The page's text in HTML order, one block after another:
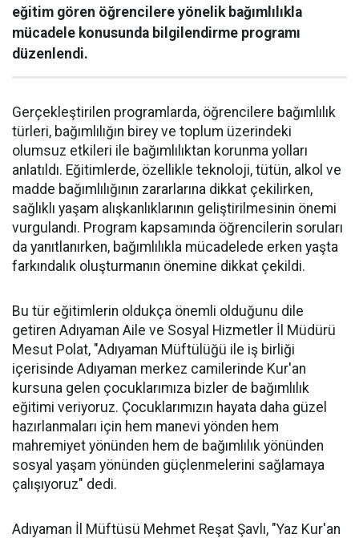
eğitim gören öğrencilere yönelik bağımlılıkla
mücadele konusunda bilgilendirme programı
düzenlendi.
Gerçekleştirilen programlarda, öğrencilere bağımlılık
türleri, bağımlılığın birey ve toplum üzerindeki
olumsuz etkileri ile bağımlılıktan korunma yolları
anlatıldı. Eğitimlerde, özellikle teknoloji, tütün, alkol ve
madde bağımlılığının zararlarına dikkat çekilirken,
sağlıklı yaşam alışkanlıklarının geliştirilmesinin önemi
vurgulandı. Program kapsamında öğrencilerin soruları
da yanıtlanırken, bağımlılıkla mücadelede erken yaşta
farkındalık oluşturmanın önemine dikkat çekildi.
Bu tür eğitimlerin oldukça önemli olduğunu dile
getiren Adıyaman Aile ve Sosyal Hizmetler İl Müdürü
Mesut Polat, "Adıyaman Müftülüğü ile iş birliği
içerisinde Adıyaman merkez camilerinde Kur'an
kursuna gelen çocuklarımıza bizler de bağımlılık
eğitimi veriyoruz. Çocuklarımızın hayata daha güzel
hazırlanmaları için hem manevi yönden hem
mahremiyet yönünden hem de bağımlılık yönünden
sosyal yaşam yönünden güçlenmelerini sağlamaya
çalışıyoruz" dedi.
Adıyaman İl Müftüsü Mehmet Reşat Şavlı, "Yaz Kur'an